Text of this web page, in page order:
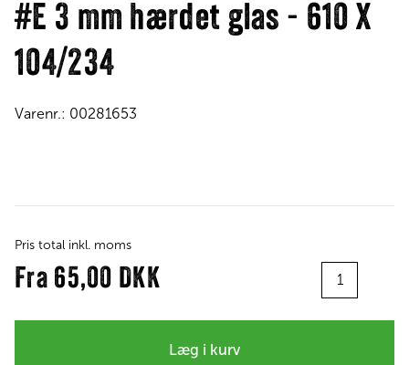
#E 3 mm hærdet glas - 610 X
104/234
Varenr.: 00281653
Pris total inkl. moms
Fra 65,00 DKK
Læg i kurv